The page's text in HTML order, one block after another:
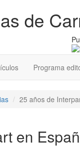
de
Programa
25 años de
en